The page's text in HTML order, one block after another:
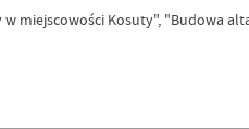
miejscowości Kosuty", "Budowa